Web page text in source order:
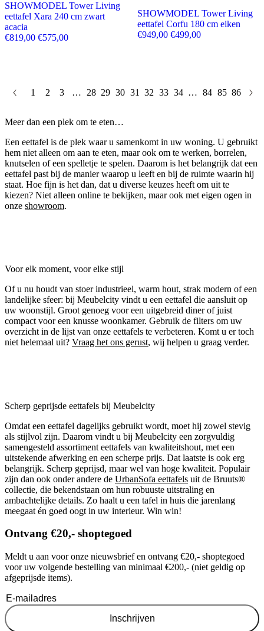
SHOWMODEL Tower Living
eettafel Xara 240 cm zwart
acacia
€819,00 Oorspronkelijke prijs was: €819,00.
€575,00Huidige prijs is: €575,00.
SHOWMODEL Tower Living
eettafel Corfu 180 cm eiken
€949,00 Oorspronkelijke prijs
€499,00Huidige prijs is:
1 2 3 … 28 29 30 31 32 33 34 … 84 85 86
Meer dan een plek om te eten…
Een eettafel is de plek waar u samenkomt in uw woning. U gebruikt
hem niet alleen om aan te eten, maar ook om te werken, borrelen,
knutselen of een spelletje te spelen. Daarom is het belangrijk dat een
eettafel past bij de manier waarop u leeft en bij de ruimte waarin hij
staat. Hoe fijn is het dan, dat u diverse keuzes heeft om uit te
kiezen? Niet alleen online te bekijken, maar ook met eigen ogen in
onze showroom.
Voor elk moment, voor elke stijl
Of u nu houdt van stoer industrieel, warm hout, strak modern of een
landelijke sfeer: bij Meubelcity vindt u een eettafel die aansluit op
uw woonstijl. Groot genoeg voor een uitgebreid diner of juist
compact voor een knusse woonkamer. Gebruik de filters om uw
overzicht in de lijst van onze eettafels te verbeteren. Komt u er toch
niet helemaal uit? Vraag het ons gerust, wij helpen u graag verder.
Scherp geprijsde eettafels bij Meubelcity
Omdat een eettafel dagelijks gebruikt wordt, moet hij zowel stevig
als stijlvol zijn. Daarom vindt u bij Meubelcity een zorgvuldig
samengesteld assortiment eettafels van kwaliteitshout, met een
uitstekende afwerking en een scherpe prijs. Dat laatste is ook erg
belangrijk. Scherp geprijsd, maar wel van hoge kwaliteit. Populair
zijn dan ook onder andere de UrbanSofa eettafels uit de Bruuts®
collectie, die bekendstaan om hun robuuste uitstraling en
ambachtelijke details. Zo haalt u een tafel in huis die jarenlang
meegaat én goed oogt in uw interieur. Win win!
Ontvang €20,- shoptegoed
Meldt u aan voor onze nieuwsbrief en ontvang €20,- shoptegoed
voor uw volgende bestelling van minimaal €200,- (niet geldig op
afgeprijsde items).
Inschrijven